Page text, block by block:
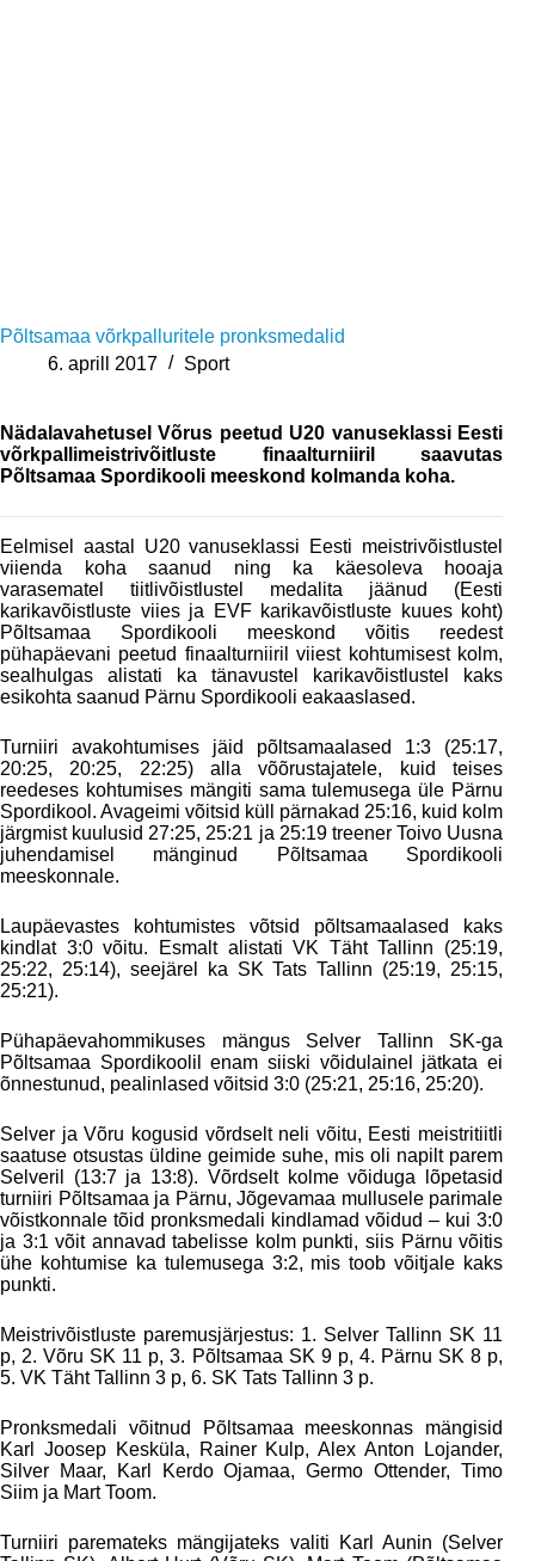
Põltsamaa võrkpalluritele pronksmedalid
6. aprill 2017
Sport
Nädalavahetusel Võrus peetud U20 vanuseklassi Eesti
võrkpallimeistrivõitluste finaalturniiril saavutas
Põltsamaa Spordikooli meeskond kolmanda koha.
Eelmisel aastal U20 vanuseklassi Eesti meistrivõistlustel
viienda koha saanud ning ka käesoleva hooaja
varasematel tiitlivõistlustel medalita jäänud (Eesti
karikavõistluste viies ja EVF karikavõistluste kuues koht)
Põltsamaa Spordikooli meeskond võitis reedest
pühapäevani peetud finaalturniiril viiest kohtumisest kolm,
sealhulgas alistati ka tänavustel karikavõistlustel kaks
esikohta saanud Pärnu Spordikooli eakaaslased.
Turniiri avakohtumises jäid põltsamaalased 1:3 (25:17,
20:25, 20:25, 22:25) alla võõrustajatele, kuid teises
reedeses kohtumises mängiti sama tulemusega üle Pärnu
Spordikool. Avageimi võitsid küll pärnakad 25:16, kuid kolm
järgmist kuulusid 27:25, 25:21 ja 25:19 treener Toivo Uusna
juhendamisel mänginud Põltsamaa Spordikooli
meeskonnale.
Laupäevastes kohtumistes võtsid põltsamaalased kaks
kindlat 3:0 võitu. Esmalt alistati VK Täht Tallinn (25:19,
25:22, 25:14), seejärel ka SK Tats Tallinn (25:19, 25:15,
25:21).
Pühapäevahommikuses mängus Selver Tallinn SK-ga
Põltsamaa Spordikoolil enam siiski võidulainel jätkata ei
õnnestunud, pealinlased võitsid 3:0 (25:21, 25:16, 25:20).
Selver ja Võru kogusid võrdselt neli võitu, Eesti meistritiitli
saatuse otsustas üldine geimide suhe, mis oli napilt parem
Selveril (13:7 ja 13:8). Võrdselt kolme võiduga lõpetasid
turniiri Põltsamaa ja Pärnu, Jõgevamaa mullusele parimale
võistkonnale tõid pronksmedali kindlamad võidud – kui 3:0
ja 3:1 võit annavad tabelisse kolm punkti, siis Pärnu võitis
ühe kohtumise ka tulemusega 3:2, mis toob võitjale kaks
punkti.
Meistrivõistluste paremusjärjestus: 1. Selver Tallinn SK 11
p, 2. Võru SK 11 p, 3. Põltsamaa SK 9 p, 4. Pärnu SK 8 p,
5. VK Täht Tallinn 3 p, 6. SK Tats Tallinn 3 p.
Pronksmedali võitnud Põltsamaa meeskonnas mängisid
Karl Joosep Kesküla, Rainer Kulp, Alex Anton Lojander,
Silver Maar, Karl Kerdo Ojamaa, Germo Ottender, Timo
Siim ja Mart Toom.
Turniiri paremateks mängijateks valiti Karl Aunin (Selver